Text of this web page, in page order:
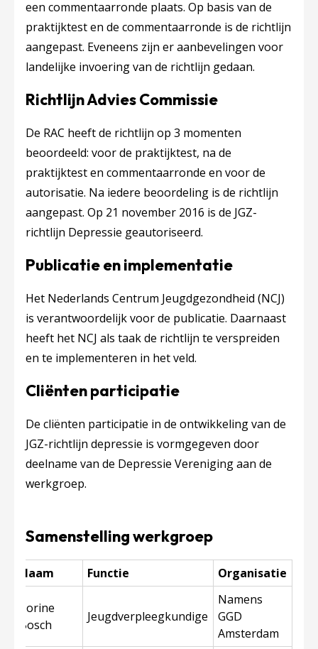
een commentaarronde plaats. Op basis van de
praktijktest en de commentaarronde is de richtlijn
aangepast. Eveneens zijn er aanbevelingen voor
landelijke invoering van de richtlijn gedaan.
Richtlijn Advies Commissie
De RAC heeft de richtlijn op 3 momenten
beoordeeld: voor de praktijktest, na de
praktijktest en commentaarronde en voor de
autorisatie. Na iedere beoordeling is de richtlijn
aangepast. Op 21 november 2016 is de JGZ-
richtlijn Depressie geautoriseerd.
Publicatie en implementatie
Het Nederlands Centrum Jeugdgezondheid (NCJ)
is verantwoordelijk voor de publicatie. Daarnaast
heeft het NCJ als taak de richtlijn te verspreiden
en te implementeren in het veld.
Cliënten participatie
De cliënten participatie in de ontwikkeling van de
JGZ-richtlijn depressie is vormgegeven door
deelname van de Depressie Vereniging aan de
werkgroep.
Samenstelling werkgroep
Naam Functie Organisatie
Corine
Bosch
Jeugdverpleegkundige
Namens
GGD
Amsterdam